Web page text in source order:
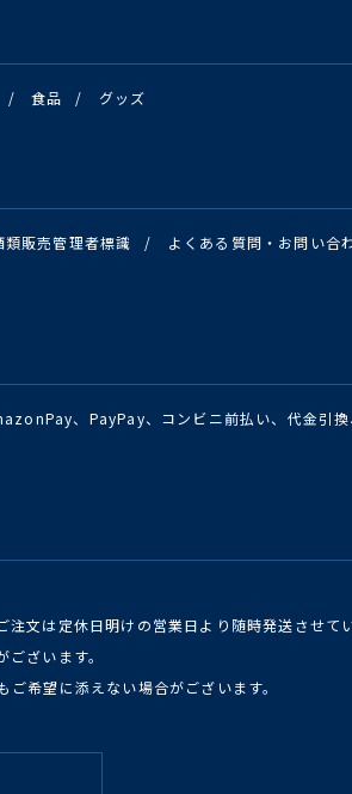
/ 食品 / グッズ
類販売管理者標識 / よくある質問・お問い合
、PayPay、コンビニ前払い、代金引
文は定休日明けの営業日より随時発送させて
ざいます。
希望に添えない場合がございます。